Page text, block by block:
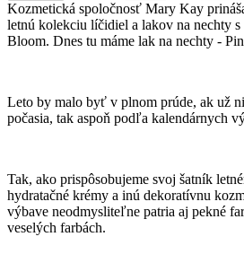
Kozmetická spoločnosť Mary Kay
letnú kolekciu líčidiel a lakov na nechty
Bloom. Dnes tu máme lak na nechty -
Leto by malo byť v plnom prúde, ak už
počasia, tak aspoň podľa kalendárnych
Tak, ako prispôsobujeme svoj šatník
hydratačné krémy a inú dekoratívnu
výbave neodmysliteľne patria aj pekné
veselých farbách.